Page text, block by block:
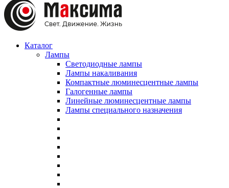
Каталог
Лампы
Светодиодные лампы
Лампы накаливания
Компактные люминесцентные лампы
Галогенные лампы
Линейные люминесцентные лампы
Лампы специального назначения